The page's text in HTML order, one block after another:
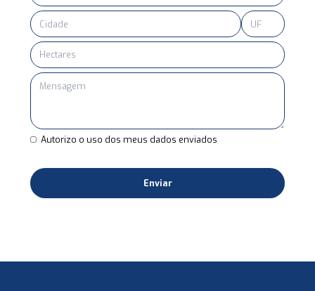
Autorizo o uso dos meus dados enviados
Enviar